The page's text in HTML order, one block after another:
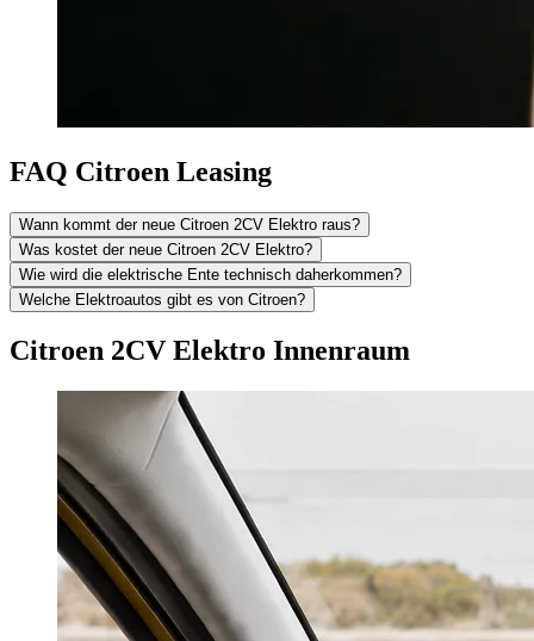
FAQ Citroen Leasing
Wann kommt der neue Citroen 2CV Elektro raus?
Was kostet der neue Citroen 2CV Elektro?
Wie wird die elektrische Ente technisch daherkommen?
Welche Elektroautos gibt es von Citroen?
Citroen 2CV Elektro Innenraum